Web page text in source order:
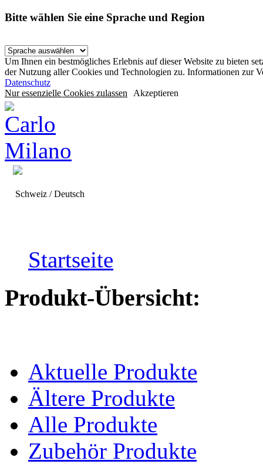
Bitte wählen Sie eine Sprache und Region
Um Ihnen ein bestmögliches Erlebnis auf dieser Website zu bieten
der Nutzung aller Cookies und Technologien zu. Informationen zur
Datenschutz
Nur essenzielle Cookies zulassen Akzeptieren
Schweiz / Deutsch
Startseite
Produkt-Übersicht:
Aktuelle Produkte
Ältere Produkte
Alle Produkte
Zubehör Produkte